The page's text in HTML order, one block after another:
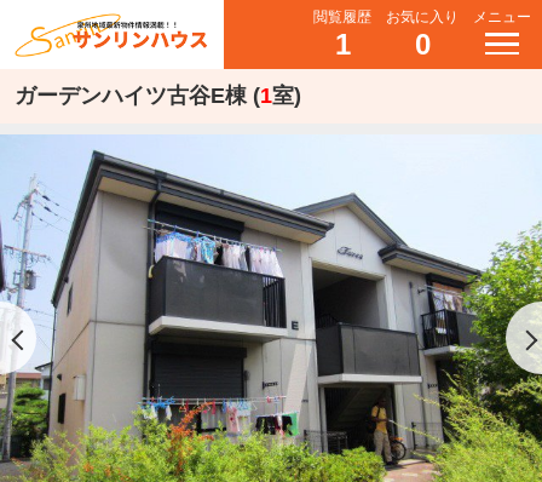
閲覧履歴
1
お気に入り
0
メニュー
ガーデンハイツ古谷E棟 (1室)